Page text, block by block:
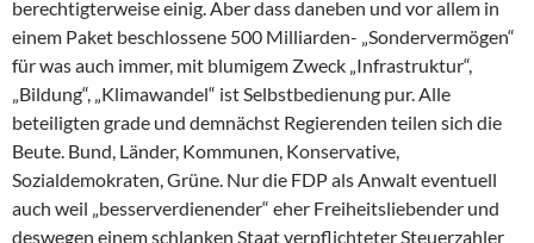
berechtigterweise einig. Aber dass daneben und vor allem in
einem Paket beschlossene 500 Milliarden- „Sondervermögen“
für was auch immer, mit blumigem Zweck „Infrastruktur“,
„Bildung“, „Klimawandel“ ist Selbstbedienung pur. Alle
beteiligten grade und demnächst Regierenden teilen sich die
Beute. Bund, Länder, Kommunen, Konservative,
Sozialdemokraten, Grüne. Nur die FDP als Anwalt eventuell
auch weil „besserverdienender“ eher Freiheitsliebender und
deswegen einem schlanken Staat verpflichteter Steuerzahler